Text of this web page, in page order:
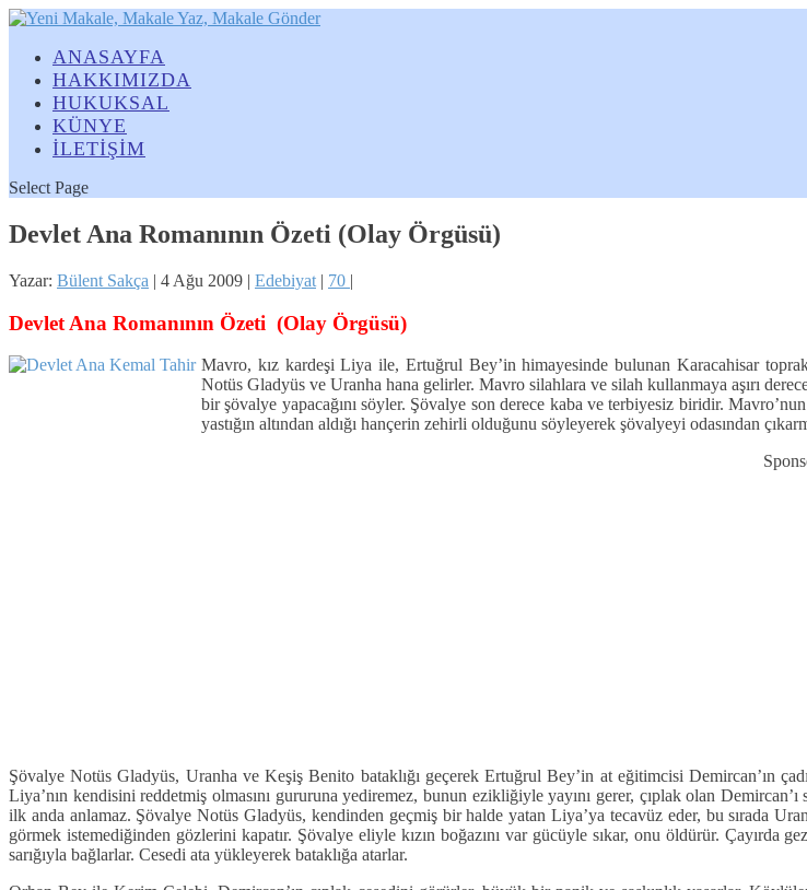
ANASAYFA
HAKKIMIZDA
HUKUKSAL
KÜNYE
İLETİŞİM
Select Page
Devlet Ana Romanının Özeti (Olay Örgüsü)
Yazar: Bülent Sakça | 4 Ağu 2009 | Edebiyat | 70 |
Devlet Ana Romanının Özeti (Olay Örgüsü)
Mavro, kız kardeşi Liya ile, Ertuğrul Bey’in himayesinde bulunan Karacahisar
Notüs Gladyüs ve Uranha hana gelirler. Mavro silahlara ve silah kullanmaya aşırı
bir şövalye yapacağını söyler. Şövalye son derece kaba ve terbiyesiz biridir.
yastığın altından aldığı hançerin zehirli olduğunu söyleyerek şövalyeyi odasından
Şövalye Notüs Gladyüs, Uranha ve Keşiş Benito bataklığı geçerek Ertuğrul Bey’in at eğitimcisi Demircan’ın
Liya’nın kendisini reddetmiş olmasını gururuna yediremez, bunun ezikliğiyle yayını gerer, çıplak olan
ilk anda anlamaz. Şövalye Notüs Gladyüs, kendinden geçmiş bir halde yatan Liya’ya tecavüz eder, bu sırada
görmek istemediğinden gözlerini kapatır. Şövalye eliyle kızın boğazını var gücüyle sıkar, onu öldürür. Çayırda
sarığıyla bağlarlar. Cesedi ata yükleyerek bataklığa atarlar.